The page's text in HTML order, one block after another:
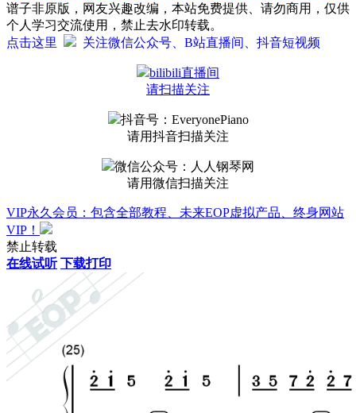
谱子非原版，网友兴趣改编，本站免费提供、请勿商用，仅供
个人学习交流使用，禁止去水印转载。
点击这里
关注微信公众号、B站直播间、抖音短视频
bilibili直播间
请扫描关注
抖音号：EveryonePiano
请用抖音扫描关注
微信公众号：人人钢琴网
请用微信扫描关注
VIP永久会员：包含全部教程、未来EOP虚拟产品、终身网站
VIP！
禁止转载
在线试听 下载打印